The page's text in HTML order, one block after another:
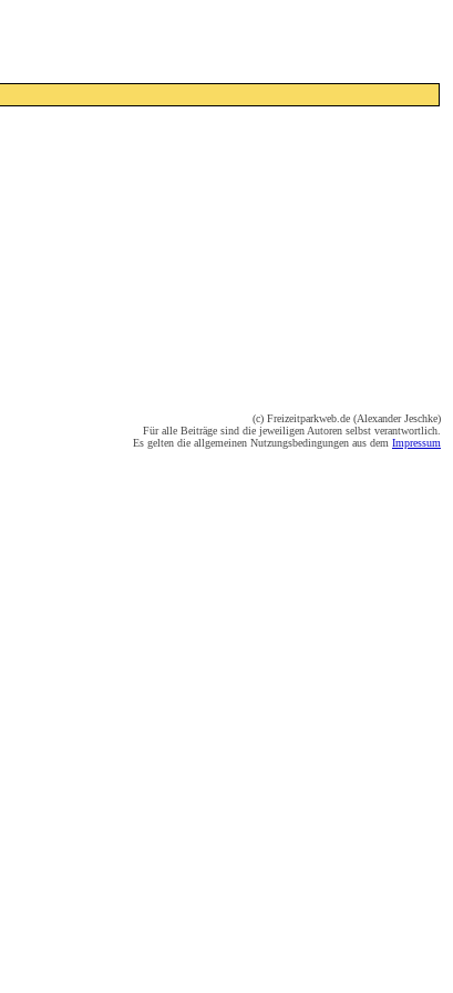
(c) Freizeitparkweb.de (Alexander Jeschke)
Für alle Beiträge sind die jeweiligen Autoren selbst verantwortlich.
Es gelten die allgemeinen Nutzungsbedingungen aus dem Impressum